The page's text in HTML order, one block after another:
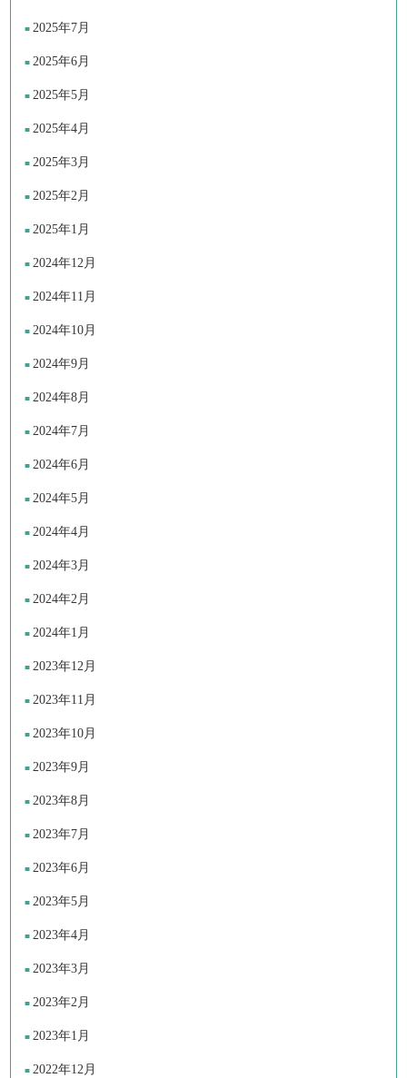
2025年7月
2025年6月
2025年5月
2025年4月
2025年3月
2025年2月
2025年1月
2024年12月
2024年11月
2024年10月
2024年9月
2024年8月
2024年7月
2024年6月
2024年5月
2024年4月
2024年3月
2024年2月
2024年1月
2023年12月
2023年11月
2023年10月
2023年9月
2023年8月
2023年7月
2023年6月
2023年5月
2023年4月
2023年3月
2023年2月
2023年1月
2022年12月